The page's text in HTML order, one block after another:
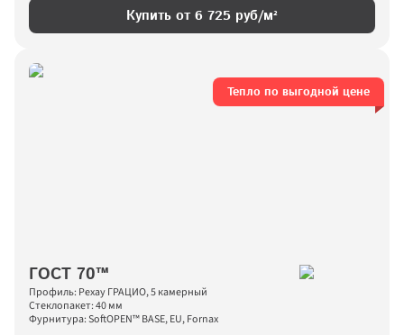
Купить от 6 725 руб/м²
ГОСТ 70™
Профиль: Рехау ГРАЦИО, 5 камерный
Стеклопакет: 40 мм
Фурнитура: SoftOPEN™ BASE, EU, Fornax
Тепло по выгодной цене